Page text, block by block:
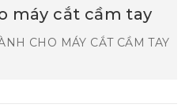
máy cắt cầm tay
CHO MÁY CẮT CẦM TAY